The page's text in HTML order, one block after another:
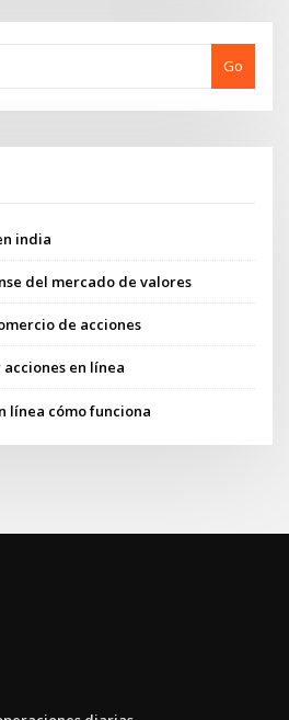
Go
india
del mercado de valores
de acciones
en línea
línea cómo funciona